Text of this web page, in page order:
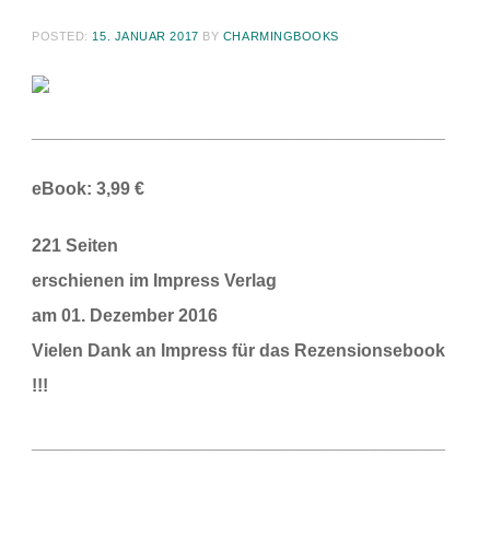
POSTED: 15. JANUAR 2017 BY CHARMINGBOOKS
eBook: 3,99 €
221 Seiten
erschienen im Impress Verlag
am 01. Dezember 2016
Vielen Dank an Impress für das Rezensionsebook
!!!